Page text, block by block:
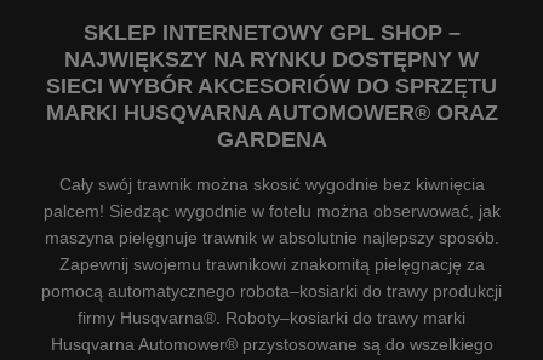
SKLEP INTERNETOWY GPL SHOP –
NAJWIĘKSZY NA RYNKU DOSTĘPNY W
SIECI WYBÓR AKCESORIÓW DO SPRZĘTU
MARKI HUSQVARNA AUTOMOWER® ORAZ
GARDENA
Cały swój trawnik można skosić wygodnie bez kiwnięcia
palcem! Siedząc wygodnie w fotelu można obserwować, jak
maszyna pielęgnuje trawnik w absolutnie najlepszy sposób.
Zapewnij swojemu trawnikowi znakomitą pielęgnację za
pomocą automatycznego robota–kosiarki do trawy produkcji
firmy Husqvarna®. Roboty–kosiarki do trawy marki
Husqvarna Automower® przystosowane są do wszelkiego